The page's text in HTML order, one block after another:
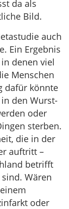
da als
Bild.
auch
Ein Ergebnis
denen viel
Menschen
dafür könnte
den Wurst-
oder
sterben.
die in der
auftritt –
betrifft
Wären
oder